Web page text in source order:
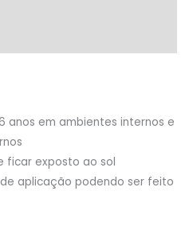
anos em ambientes internos e
ficar exposto ao sol
aplicação podendo ser feito